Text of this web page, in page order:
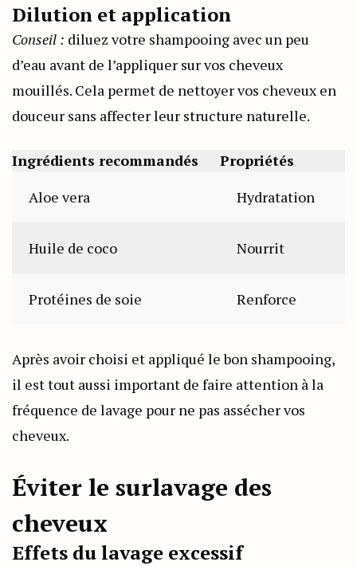
Dilution et application
Conseil : diluez votre shampooing avec un peu
d’eau avant de l’appliquer sur vos cheveux
mouillés. Cela permet de nettoyer vos cheveux en
douceur sans affecter leur structure naturelle.
Ingrédients recommandés
Propriétés
Aloe vera
Hydratation
Huile de coco Nourrit
Protéines de soie Renforce
Après avoir choisi et appliqué le bon shampooing,
il est tout aussi important de faire attention à la
fréquence de lavage pour ne pas assécher vos
cheveux.
Éviter le surlavage des
cheveux
Effets du lavage excessif